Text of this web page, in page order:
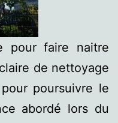
pour faire naitre
de nettoyage
poursuivre le
abordé lors du